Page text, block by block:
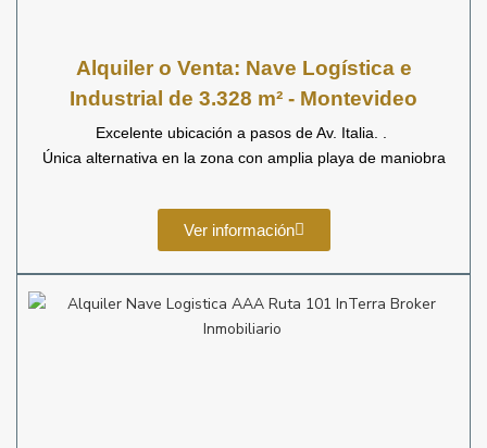
Alquiler o Venta: Nave Logística e
Industrial de 3.328 m² - Montevideo
Excelente ubicación a pasos de Av. Italia. .
Única alternativa en la zona con amplia playa de maniobra
Ver información